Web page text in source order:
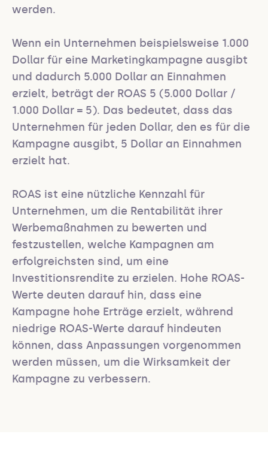
werden.
Wenn ein Unternehmen beispielsweise 1.000
Dollar für eine Marketingkampagne ausgibt
und dadurch 5.000 Dollar an Einnahmen
erzielt, beträgt der ROAS 5 (5.000 Dollar /
1.000 Dollar = 5). Das bedeutet, dass das
Unternehmen für jeden Dollar, den es für die
Kampagne ausgibt, 5 Dollar an Einnahmen
erzielt hat.
ROAS ist eine nützliche Kennzahl für
Unternehmen, um die Rentabilität ihrer
Werbemaßnahmen zu bewerten und
festzustellen, welche Kampagnen am
erfolgreichsten sind, um eine
Investitionsrendite zu erzielen. Hohe ROAS-
Werte deuten darauf hin, dass eine
Kampagne hohe Erträge erzielt, während
niedrige ROAS-Werte darauf hindeuten
können, dass Anpassungen vorgenommen
werden müssen, um die Wirksamkeit der
Kampagne zu verbessern.